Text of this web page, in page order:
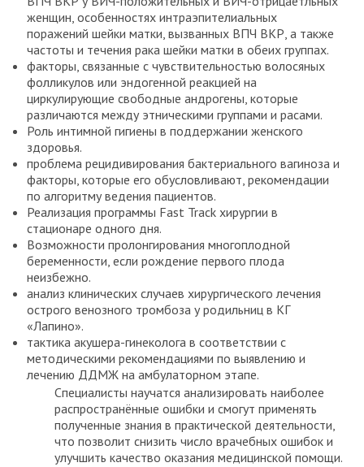
женщин, особенностях интраэпителиальных
поражений шейки матки, вызванных ВПЧ ВКР, а также
частоты и течения рака шейки матки в обеих группах.
факторы, связанные с чувствительностью волосяных
фолликулов или эндогенной реакцией на
циркулирующие свободные андрогены, которые
различаются между этническими группами и расами.
Роль интимной гигиены в поддержании женского
здоровья.
проблема рецидивирования бактериального вагиноза и
факторы, которые его обусловливают, рекомендации
по алгоритму ведения пациентов.
Реализация программы Fast Track хирургии в
стационаре одного дня.
Возможности пролонгирования многоплодной
беременности, если рождение первого плода
неизбежно.
анализ клинических случаев хирургического лечения
острого венозного тромбоза у родильниц в КГ
«Лапино».
тактика акушера-гинеколога в соответствии с
методическими рекомендациями по выявлению и
лечению ДДМЖ на амбулаторном этапе.
Специалисты научатся анализировать наиболее
распространённые ошибки и смогут применять
полученные знания в практической деятельности,
что позволит снизить число врачебных ошибок и
улучшить качество оказания медицинской помощи.